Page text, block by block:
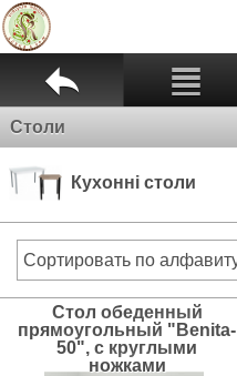
b c
Столи
Кухонні столи
Cтол обеденный
прямоугольный "Benita-
50", с круглыми
ножками